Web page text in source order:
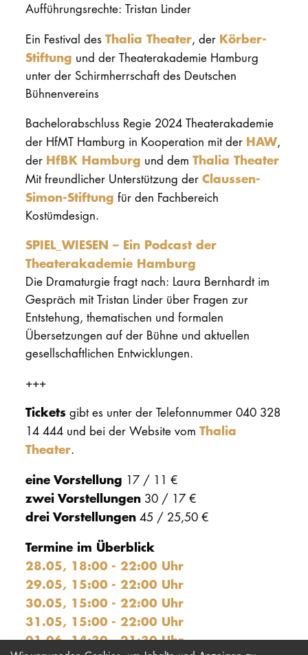
Aufführungsrechte: Tristan Linder
Ein Festival des Thalia Theater, der Körber-
Stiftung und der Theaterakademie Hamburg
unter der Schirmherrschaft des Deutschen
Bühnenvereins
Bachelorabschluss Regie 2024 Theaterakademie
der HfMT Hamburg in Kooperation mit der HAW,
der HfBK Hamburg und dem Thalia Theater
Mit freundlicher Unterstützung der Claussen-
Simon-Stiftung für den Fachbereich
Kostümdesign.
SPIEL_WIESEN – Ein Podcast der
Theaterakademie Hamburg
Die Dramaturgie fragt nach: Laura Bernhardt im
Gespräch mit Tristan Linder über Fragen zur
Entstehung, thematischen und formalen
Übersetzungen auf der Bühne und aktuellen
gesellschaftlichen Entwicklungen.
+++
Tickets gibt es unter der Telefonnummer 040 328
14 444 und bei der Website vom Thalia
Theater.
eine Vorstellung 17 / 11 €
zwei Vorstellungen30 / 17 €
drei Vorstellungen45 / 25,50 €
Termine im Überblick
28.05, 18:00 - 22:00 Uhr
29.05, 15:00 - 22:00 Uhr
30.05, 15:00 - 22:00 Uhr
31.05, 15:00 - 22:00 Uhr
01.06, 14:30 - 21:30 Uhr